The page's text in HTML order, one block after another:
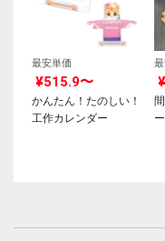
最安単価
¥515.9〜
かんたん！たのしい！
工作カレンダー